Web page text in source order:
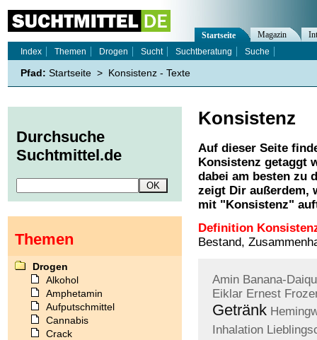
Konsistenz
Auf dieser Seite
Konsistenz getaggt
dabei am besten zu
zeigt Dir außerdem,
mit " Konsistenz"
Definition
Bestand,
Amin Banana-
Eiklar Ernest
Getränk
Inhalation
Startseite Magazin
Index
Themen Drogen Sucht Suchtberatung Suche
Pfad: Startseite > Konsistenz - Texte
Durchsuche
Suchtmittel.de
Themen
Drogen
Alkohol
Amphetamin
Aufputschmittel
Cannabis
Crack